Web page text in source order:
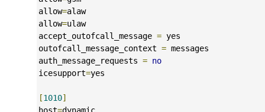
allow=alaw
allow=ulaw
accept_outofcall_message = yes
outofcall_message_context = messages
auth_message_requests = no
icesupport=yes
[1010]
host=dynamic